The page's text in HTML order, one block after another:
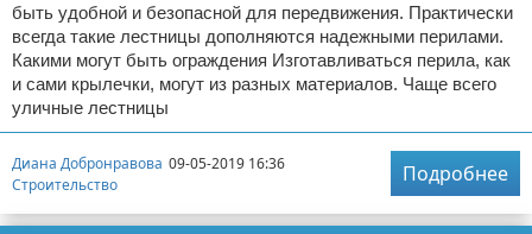
быть удобной и безопасной для передвижения. Практически
всегда такие лестницы дополняются надежными перилами.
Какими могут быть ограждения Изготавливаться перила, как
и сами крылечки, могут из разных материалов. Чаще всего
уличные лестницы
Диана Добронравова 09-05-2019 16:36
Строительство
Подробнее